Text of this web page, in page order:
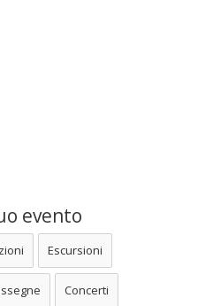
evento
Escursioni
Concerti